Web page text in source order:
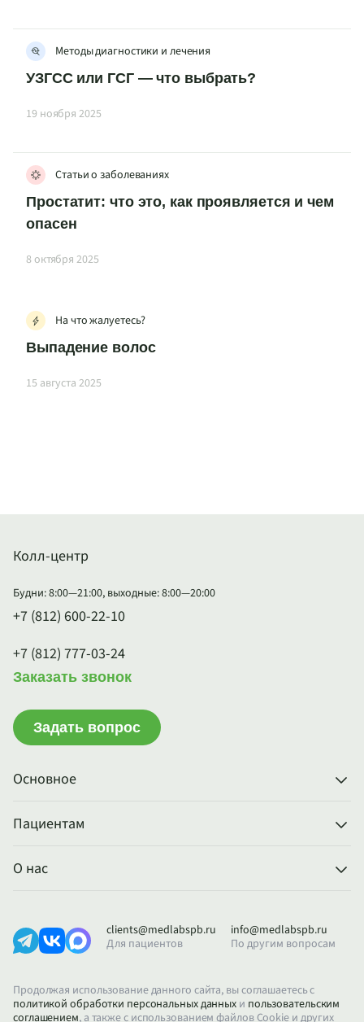
Методы диагностики и лечения
УЗГСС или ГСГ — что выбрать?
19 ноября 2025
Статьи о заболеваниях
Простатит: что это, как проявляется и чем
опасен
8 октября 2025
На что жалуетесь?
Выпадение волос
15 августа 2025
Основное
Пациентам
О нас
Колл-центр
Будни: 8:00—21:00, выходные: 8:00—20:00
+7 (812) 600-22-10
+7 (812) 777-03-24
Заказать звонок
Задать вопрос
Продолжая использование данного сайта, вы соглашаетесь с
политикой обработки персональных данных и пользовательским
соглашением, а также с использованием файлов Cookie и других
clients@medlabspb.ru
Для пациентов
info@medlabspb.ru
По другим вопросам